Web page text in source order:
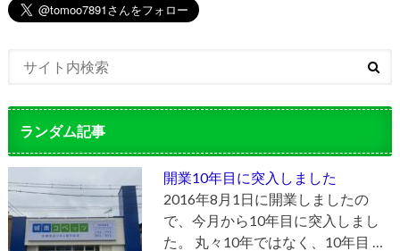
ランダム記事
開業10年目に突入しました
2016年8月1日に開業しましたの
で、今月から10年目に突入しまし
た。 丸々10年ではなく、10年目 …